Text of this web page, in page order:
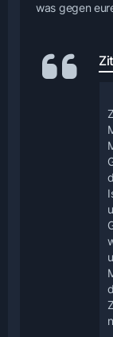
was gegen